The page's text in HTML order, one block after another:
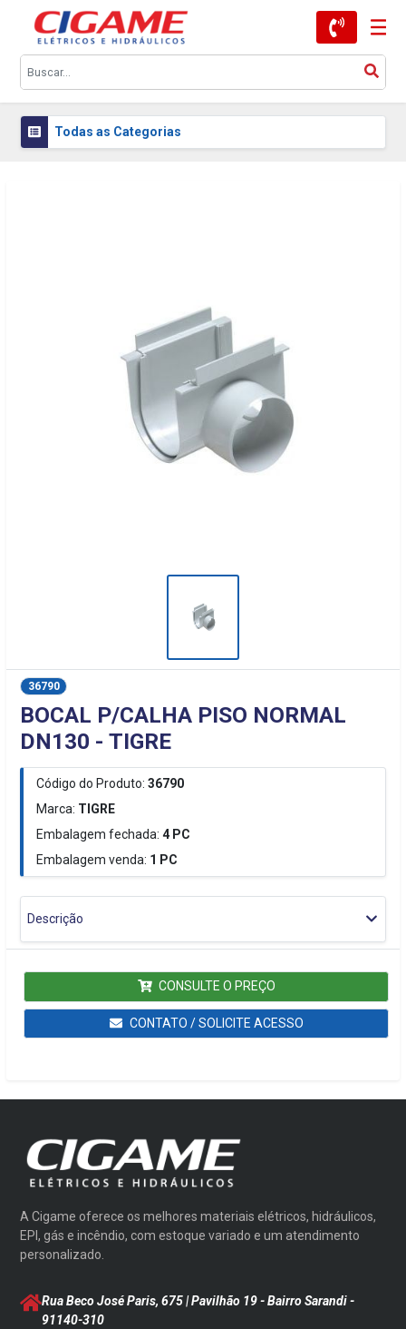
Todas as Categorias
36790
BOCAL P/CALHA PISO NORMAL
DN130 - TIGRE
Código do Produto: 36790
Marca: TIGRE
Embalagem fechada: 4 PC
Embalagem venda: 1 PC
Descrição
CONSULTE O PREÇO
CONTATO / SOLICITE ACESSO
A Cigame oferece os melhores materiais elétricos, hidráulicos,
EPI, gás e incêndio, com estoque variado e um atendimento
personalizado.
Rua Beco José Paris, 675 | Pavilhão 19 - Bairro Sarandi-
91140-310